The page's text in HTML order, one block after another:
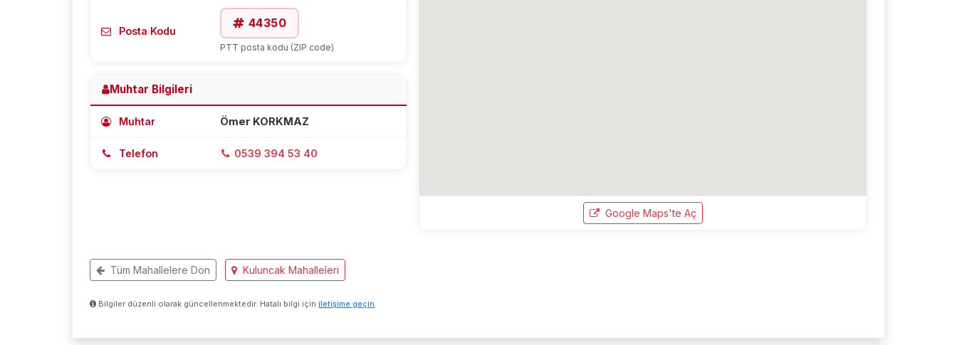
Posta Kodu
44350
PTT posta kodu (ZIP code)
Muhtar Bilgileri
Muhtar Ömer KORKMAZ
Telefon 0539 394 53 40
Google Maps'te Aç
Tüm Mahallelere Dön Kuluncak Mahalleleri
Bilgiler düzenli olarak güncellenmektedir. Hatalı bilgi için iletişime geçin